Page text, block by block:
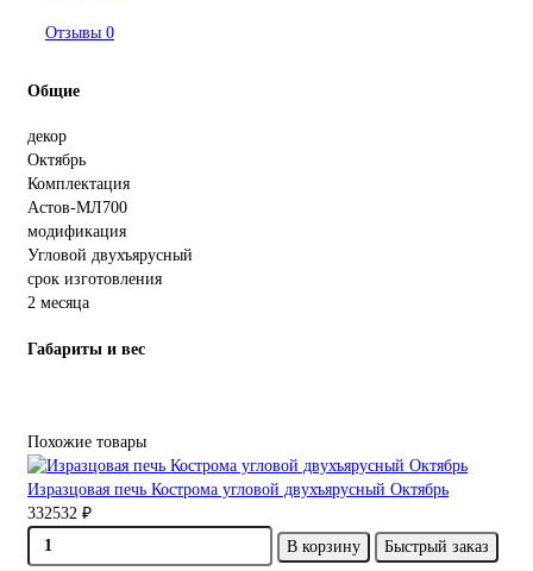
Отзывы 0
Общие
декор
Октябрь
Комплектация
Астов-МЛ700
модификация
Угловой двухъярусный
срок изготовления
2 месяца
Габариты и вес
Похожие товары
Изразцовая печь Кострома угловой двухъярусный Октябрь
332532 ₽
В корзину
Быстрый заказ